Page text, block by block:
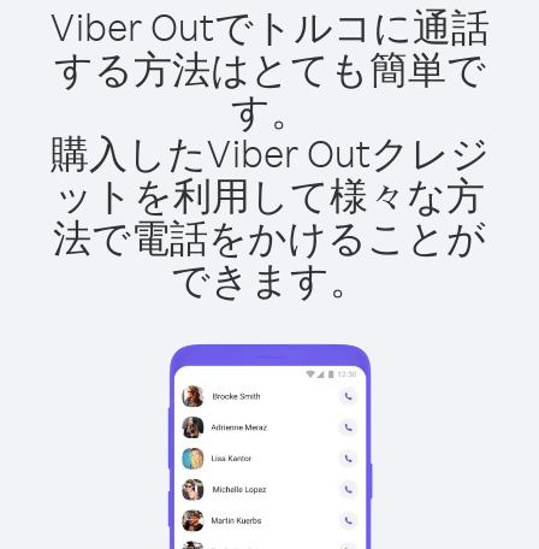
Viber Outでトルコに通話
する方法はとても簡単で
す。
購入したViber Outクレジ
ットを利用して様々な方
法で電話をかけることが
できます。